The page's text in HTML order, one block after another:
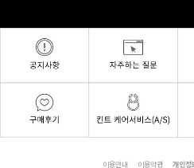
이용안내 이용약관 개인정